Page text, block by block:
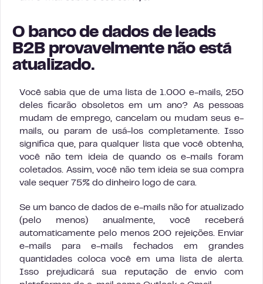
O banco de dados de leads
B2B provavelmente não está
atualizado.
Você sabia que de uma lista de 1.000 e-mails, 250
deles ficarão obsoletos em um ano? As pessoas
mudam de emprego, cancelam ou mudam seus e-
mails, ou param de usá-los completamente. Isso
significa que, para qualquer lista que você obtenha,
você não tem ideia de quando os e-mails foram
coletados. Assim, você não tem ideia se sua compra
vale sequer 75% do dinheiro logo de cara.
Se um banco de dados de e-mails não for atualizado
(pelo menos) anualmente, você receberá
automaticamente pelo menos 200 rejeições. Enviar
e-mails para e-mails fechados em grandes
quantidades coloca você em uma lista de alerta.
Isso prejudicará sua reputação de envio com